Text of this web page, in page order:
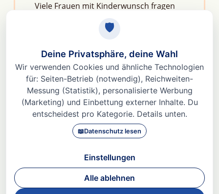
Viele Frauen mit Kinderwunsch fragen
kurze Antwort lautet: Nein, aber er kann
Fruchtbarkeit aus dem Gleichgewicht
bringen. Denn Stress
Weiterlesen »